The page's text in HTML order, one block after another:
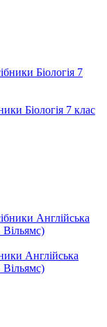
Біологія 7 клас
Англійська